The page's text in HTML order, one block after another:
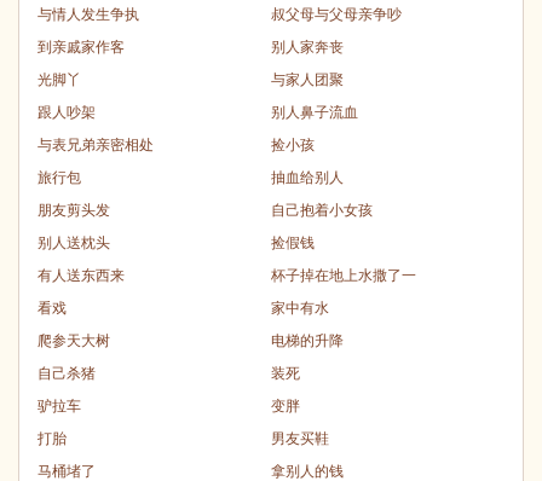
与情人发生争执
叔父母与父母亲争吵
到亲戚家作客
别人家奔丧
光脚丫
与家人团聚
跟人吵架
别人鼻子流血
与表兄弟亲密相处
捡小孩
旅行包
抽血给别人
朋友剪头发
自己抱着小女孩
别人送枕头
捡假钱
有人送东西来
杯子掉在地上水撒了一
看戏
家中有水
爬参天大树
电梯的升降
自己杀猪
装死
驴拉车
变胖
打胎
男友买鞋
马桶堵了
拿别人的钱